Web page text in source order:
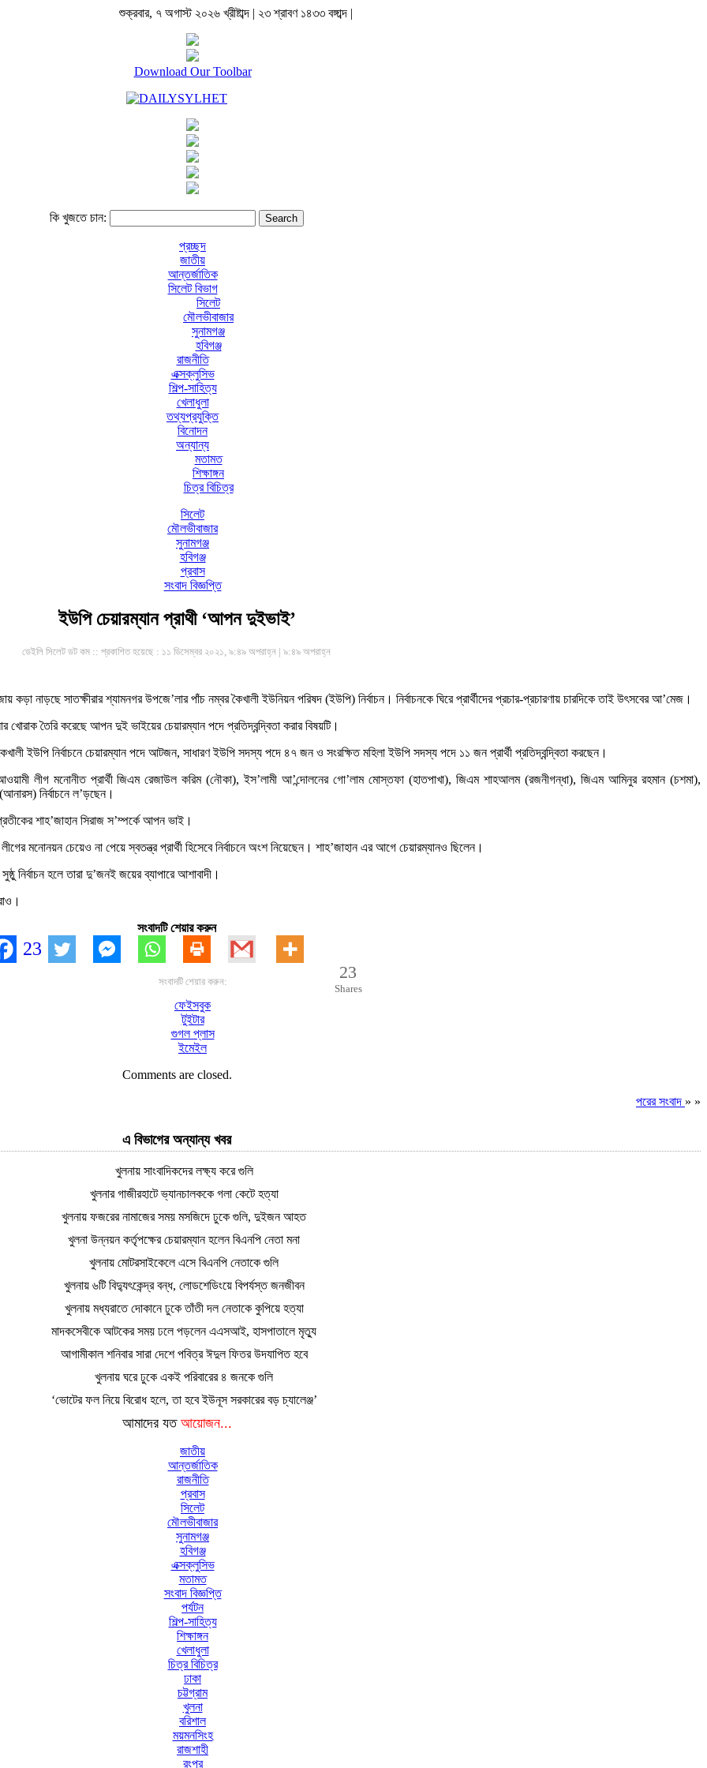
শুক্রবার, ৭ অগাস্ট ২০২৬ খ্রীষ্টাব্দ | ২৩ শ্রাবণ ১৪৩৩ বঙ্গাব্দ |
Download Our Toolbar
কি খুজতে চান:
প্রচ্ছদ
জাতীয়
আন্তর্জাতিক
সিলেট বিভাগ
সিলেট
মৌলভীবাজার
সুনামগঞ্জ
হবিগঞ্জ
রাজনীতি
এক্সক্লুসিভ
শিল্প-সাহিত্য
খেলাধুলা
তথ্যপ্রযুক্তি
বিনোদন
অন্যান্য
মতামত
শিক্ষাঙ্গন
চিত্র বিচিত্র
সিলেট
মৌলভীবাজার
সুনামগঞ্জ
হবিগঞ্জ
প্রবাস
সংবাদ বিজ্ঞপ্তি
ইউপি চেয়ারম্যান প্রাথী ‘আপন দুইভাই’
ডেইলি সিলেট ডট কম ::প্রকাশিত হয়েছে : ১১ ডিসেম্বর ২০২১, ৯:৪৯ অপরাহ্ন | ৯:৪৯ অপরাহ্ন
কড়া নাড়ছে সাতক্ষীরার শ্যামনগর উপজে’লার পাঁচ নম্বর কৈখালী ইউনিয়ন পরিষদ (ইউপি) নির্বাচন। নির্বাচনকে ঘিরে প্রার্থীদের প্রচার-প্রচারণায় চারদিকে তাই উৎসবের আ’মেজ।
তৈরি করেছে আপন দুই ভাইয়ের চেয়ারম্যান পদে প্রতিদ্বন্দ্বিতা করার বিষয়টি।
ইউপি নির্বাচনে চেয়ারম্যান পদে আটজন, সাধারণ ইউপি সদস্য পদে ৪৭ জন ও সংরক্ষিত মহিলা ইউপি সদস্য পদে ১১ জন প্রার্থী প্রতিদ্বন্দ্বিতা করছেন।
আওয়ামী লীগ মনোনীত প্রার্থী জিএম রেজাউল করিম (নৌকা), ইস’লামী আ’ন্দোলনের গো’লাম মোস্তফা (হাতপাখা), জিএম শাহআলম (রজনীগন্ধা), জিএম আমিনুর রহমান (চশমা),
নির্বাচনে ল’ড়ছেন।
শাহ’জাহান সিরাজ স’ম্পর্কে আপন ভাই।
মনোনয়ন চেয়েও না পেয়ে স্বতন্ত্র প্রার্থী হিসেবে নির্বাচনে অংশ নিয়েছেন। শাহ’জাহান এর আগে চেয়ারম্যানও ছিলেন।
নির্বাচন হলে তারা দু’জনই জয়ের ব্যাপারে আশাবাদী।
সংবাদটি শেয়ার করুন
23
23
Shares
সংবাদটি শেয়ার করুন:
ফেইসবুক
টুইটার
গুগল প্লাস
ইমেইল
Comments are closed.
পরের সংবাদ » »
এ বিভাগের অন্যান্য খবর
খুলনায় সাংবাদিকদের লক্ষ্য করে গুলি
খুলনার গাজীরহাটে ভ্যানচালককে গলা কেটে হত্যা
খুলনায় ফজরের নামাজের সময় মসজিদে ঢুকে গুলি, দুইজন আহত
খুলনা উন্নয়ন কর্তৃপক্ষের চেয়ারম্যান হলেন বিএনপি নেতা মনা
খুলনায় মোটরসাইকেলে এসে বিএনপি নেতাকে গুলি
খুলনায় ৬টি বিদ্যুৎকেন্দ্র বন্ধ, লোডশেডিংয়ে বিপর্যস্ত জনজীবন
খুলনায় মধ্যরাতে দোকানে ঢুকে তাঁতী দল নেতাকে কুপিয়ে হত্যা
মাদকসেবীকে আটকের সময় ঢলে পড়লেন এএসআই, হাসপাতালে মৃত্যু
আগামীকাল শনিবার সারা দেশে পবিত্র ঈদুল ফিতর উদযাপিত হবে
খুলনায় ঘরে ঢুকে একই পরিবারের ৪ জনকে গুলি
‘ভোটের ফল নিয়ে বিরোধ হলে, তা হবে ইউনূস সরকারের বড় চ্যালেঞ্জ’
আমাদের যত আয়োজন...
জাতীয়
আন্তর্জাতিক
রাজনীতি
প্রবাস
সিলেট
মৌলভীবাজার
সুনামগঞ্জ
হবিগঞ্জ
এক্সক্লুসিভ
মতামত
সংবাদ বিজ্ঞপ্তি
পর্যটন
শিল্প-সাহিত্য
শিক্ষাঙ্গন
খেলাধুলা
চিত্র বিচিত্র
ঢাকা
চট্টগ্রাম
খুলনা
বরিশাল
ময়মনসিংহ
রাজশাহী
রংপুর